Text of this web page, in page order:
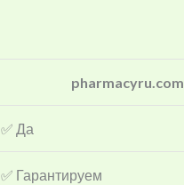
pharmacyru.com
✅ Да
✅ Гарантируем